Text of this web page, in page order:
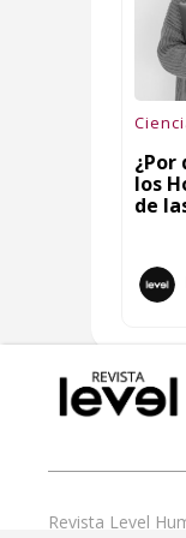
¿Por
los
de
Revista Level